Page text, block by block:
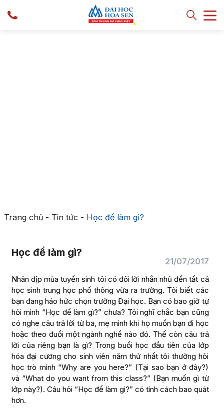
Trang chủ- Tin tức - Học để làm gì?
Học để làm gì?
21/07/2017
Nhân dịp mùa tuyển sinh tôi có đôi lời nhắn nhủ đến tất cả
học sinh trung học phổ thông vừa ra trường. Tôi biết các
bạn đang háo hức chọn trường Đại học. Bạn có bao giờ tự
hỏi mình “Học để làm gì?” chưa? Tôi nghĩ chắc bạn cũng
có nghe câu trả lời từ ba, mẹ mình khi họ muốn bạn đi học
hoặc theo đuổi một ngành nghề nào đó. Thế còn câu trả
lời của riêng bạn là gì? Trong buổi học đầu tiên của lớp
hóa đại cương cho sinh viên năm thứ nhất tôi thường hỏi
học trò mình “Why are you here?” (Tại sao bạn ở đây?)
và “What do you want from this class?” (Bạn muốn gì từ
lớp này?). Câu hỏi “Học để làm gì?” có tính cách bao quát
hơn.